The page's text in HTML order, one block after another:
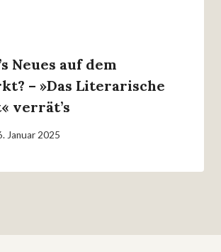
Neues auf dem
– »Das Literarische
verrät’s
Januar 2025